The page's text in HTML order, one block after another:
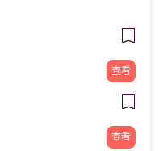
查看
查看